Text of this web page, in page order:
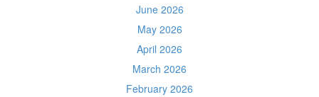
June 2026
May 2026
April 2026
March 2026
February 2026